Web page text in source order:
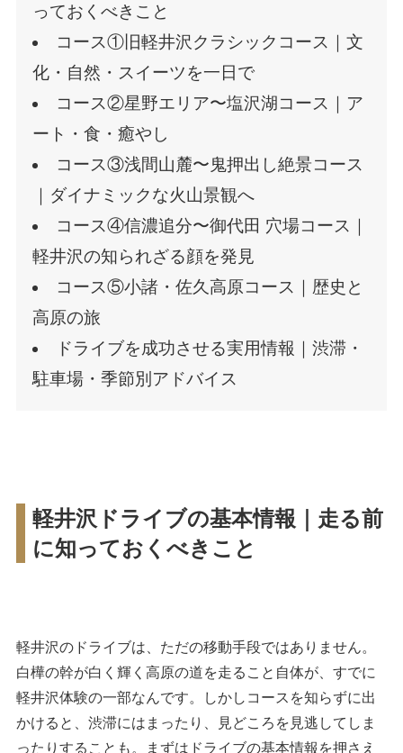
っておくべきこと
コース①旧軽井沢クラシックコース｜文
化・自然・スイーツを一日で
コース②星野エリア〜塩沢湖コース｜ア
ート・食・癒やし
コース③浅間山麓〜鬼押出し絶景コース
｜ダイナミックな火山景観へ
コース④信濃追分〜御代田 穴場コース｜
軽井沢の知られざる顔を発見
コース⑤小諸・佐久高原コース｜歴史と
高原の旅
ドライブを成功させる実用情報｜渋滞・
駐車場・季節別アドバイス
軽井沢ドライブの基本情報｜走る前
に知っておくべきこと
軽井沢のドライブは、ただの移動手段ではありません。
白樺の幹が白く輝く高原の道を走ること自体が、すでに
軽井沢体験の一部なんです。しかしコースを知らずに出
かけると、渋滞にはまったり、見どころを見逃してしま
ったりすることも。まずはドライブの基本情報を押さえ